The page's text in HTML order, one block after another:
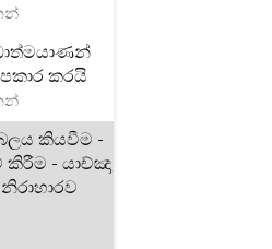
කරයි
කියවීම -
කිරීම - යාච්ඤා